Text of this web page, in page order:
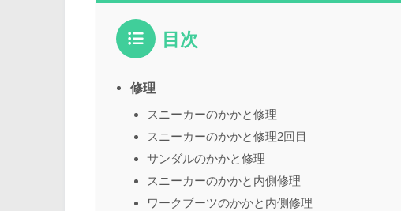
目次
修理
スニーカーのかかと修理
スニーカーのかかと修理2回目
サンダルのかかと修理
スニーカーのかかと内側修理
ワークブーツのかかと内側修理